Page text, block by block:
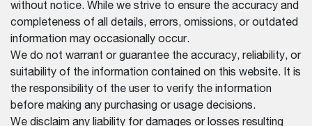
without notice. While we strive to ensure the accuracy and
completeness of all details, errors, omissions, or outdated
information may occasionally occur.
We do not warrant or guarantee the accuracy, reliability, or
suitability of the information contained on this website. It is
the responsibility of the user to verify the information
before making any purchasing or usage decisions.
We disclaim any liability for damages or losses resulting